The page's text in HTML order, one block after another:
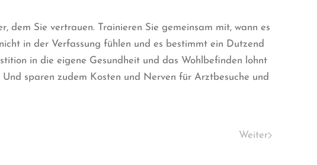
dem Sie vertrauen. Trainieren Sie gemeinsam mit, wann es
in der Verfassung fühlen und es bestimmt ein Dutzend
in die eigene Gesundheit und das Wohlbefinden lohnt
sparen zudem Kosten und Nerven für Arztbesuche und
Weiter